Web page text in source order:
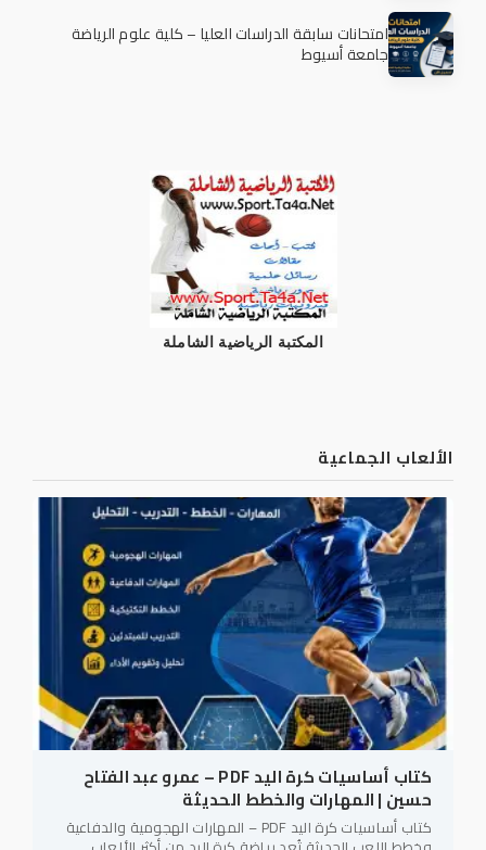
امتحانات سابقة الدراسات العليا – كلية علوم الرياضة
جامعة أسيوط
المكتبة الرياضية الشاملة
الألعاب الجماعية
كتاب أساسيات كرة اليد PDF – عمرو عبد الفتاح
حسين | المهارات والخطط الحديثة
كتاب أساسيات كرة اليد PDF – المهارات الهجومية والدفاعية